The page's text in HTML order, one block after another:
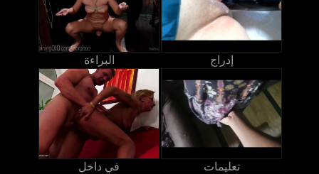
البراءة إدراج
في داخل تعليمات